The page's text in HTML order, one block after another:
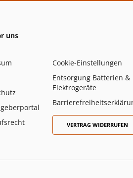
uns
Cookie-Einstellungen
Entsorgung Batterien &
Elektrogeräte
VERTRAG WIDERRUFEN